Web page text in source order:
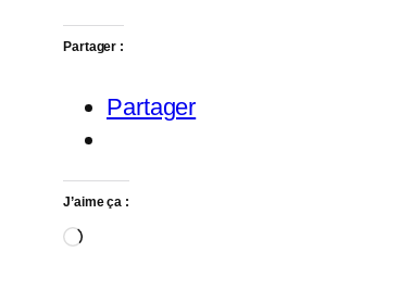
Partager :
Partager
J’aime ça :
Chargement…